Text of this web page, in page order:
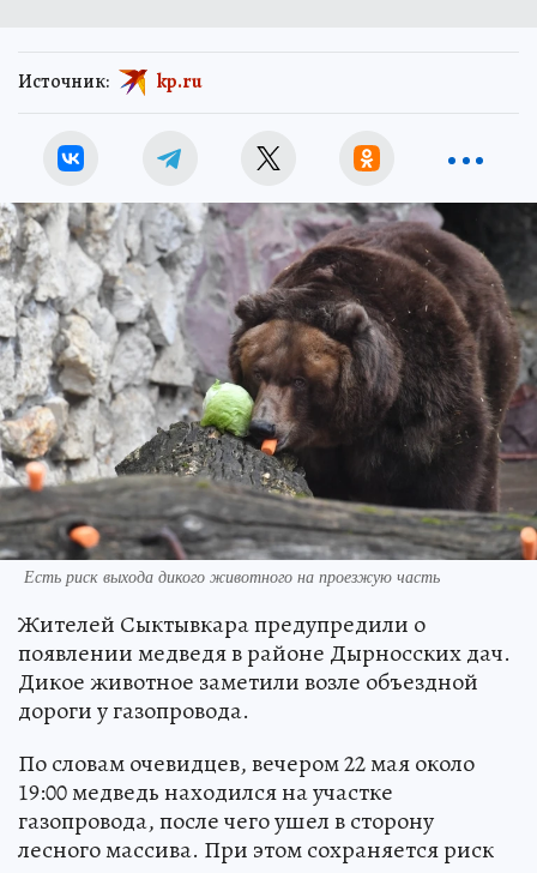
Источник: kp.ru
Есть риск выхода дикого животного на проезжую часть
Жителей Сыктывкара предупредили о
появлении медведя в районе Дырносских дач.
Дикое животное заметили возле объездной
дороги у газопровода.
По словам очевидцев, вечером 22 мая около
19:00 медведь находился на участке
газопровода, после чего ушел в сторону
лесного массива. При этом сохраняется риск